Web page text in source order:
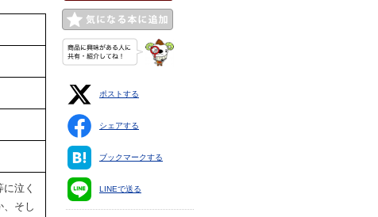
泣く
、そし
ポストする
シェアする
ブックマークする
LINEで送る